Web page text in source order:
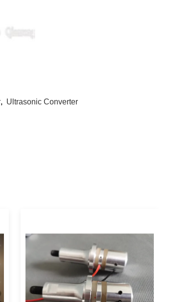
, Ultrasonic Converter